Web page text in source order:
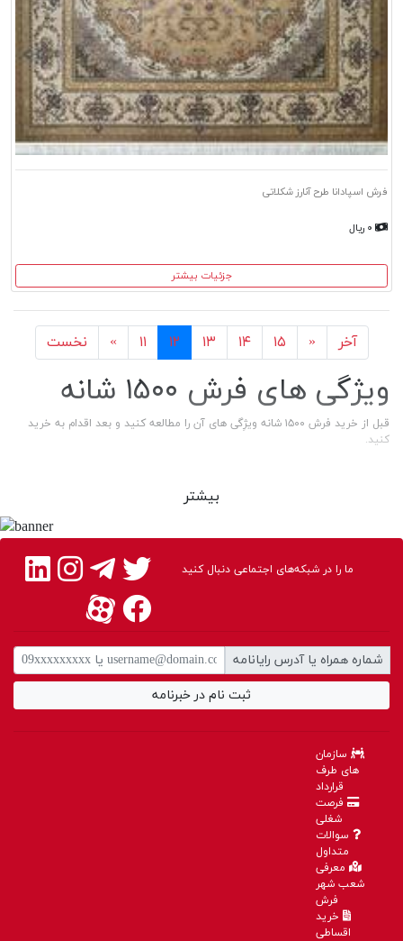
فرش اسپادانا طرح آنارز شکلاتی
جزئیات بیشتر
نخستنخست
«قبل ۱۱ ۱۲ ۱۳ ۱۴ ۱۵ »بعد آخرآخر
ویژگی های فرش ۱۵۰۰ شانه
قبل از خرید فرش ۱۵۰۰ شانه ویژِگی های آن را مطالعه کنید و بعد اقدام به خرید
کنید.
الیافی که در تهیه این نوع از فرش به ‌کار می‌رود، معمولا از جنس اکریلیک
فشردگی و تراکم بالا باعث شده است تا از نخ‌های بسیار ظریف برای بافت
است.
در این نوع فرش قابلیت استفاده از ۱۰ رنگ وجود دارد. همچنین این رنگ‌ها
بالاترین میزان رنگ پذیری را به دلیل تکنولوژی پیشرفته دارند.
نخ‌هایی که در بافت آن استفاده می‌شوند، شباهت بسیار بالایی با رنگ‌های
تعداد گره بالا و بافت ظریف این فرش باعث شده است تا بتوانید زیباترین
و ظریف‌ترین گزینه‌ها را برای زینت‌بخشی به منزلتان داشته باشید.
بالا رفتن تعداد گره فرش به معنای ظریف‌تر شدن آن و در نتیجه کاهش
کیفیت بالا و ظرافت بی‌نظیر فرش ۱۵۰۰ شانه آن را به انتخابی لوکس و
به دلیل نازکی این فرش نباید اجسام سنگین را روی آن قرار دهید، زیرا
احتمال آسیب دیدگی آن وجود دارد.
این فرش به قالی‌های دستبافت ابریشمی شباهت دارد.
برای ضخامت کمی که این فرش دارد بهتر است آن را در محل‌هایی که پاخور
بالایی دارند استفاده نکنید.
در برابر حرارت و گرما مقاومت و دوام این فرش بسیار بالا است.
لطیف‌تر است.
گره‌های متراکم این فرش از ورود آلودگی و گرد و غبار به بافت آن جلوگیری
می‌کند.
با فرش ۱۵۰۰ شانه می‌توانید با هزینه‌ای بسیار کمتر نمونه‌ای مشابه با هنر
بیشتر
ما را در شبکه‌های اجتماعی دنبال کنید
شماره همراه یا آدرس رایانامه
ثبت نام در خبرنامه
سازمان
های طرف
قرارداد
فرصت
شغلی
سوالات
متداول
معرفی
شعب شهر
فرش
خرید
اقساطی